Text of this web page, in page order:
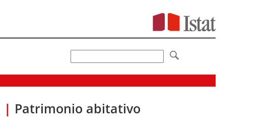
| Patrimonio abitativo